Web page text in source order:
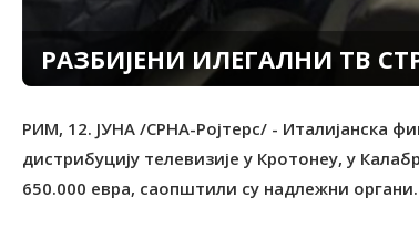
РАЗБИЈЕНИ ИЛЕГАЛНИ ТВ
РИМ, 12. ЈУНА /СРНА-Ројтерс/ - Италијанска
дистрибуцију телевизије у Кротонеу, у
650.000 евра, саопштили су надлежни органи.